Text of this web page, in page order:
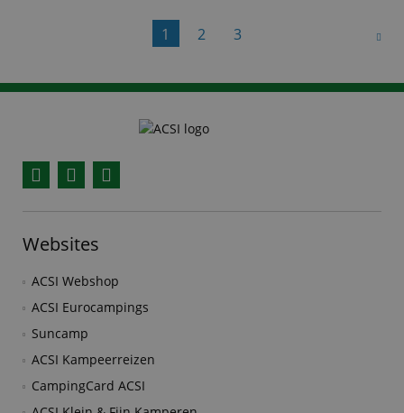
1 2 3
Websites
ACSI Webshop
ACSI Eurocampings
Suncamp
ACSI Kampeerreizen
CampingCard ACSI